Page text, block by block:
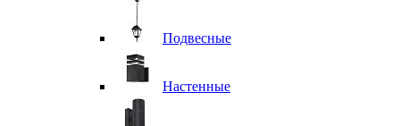
Подвесные
Настенные